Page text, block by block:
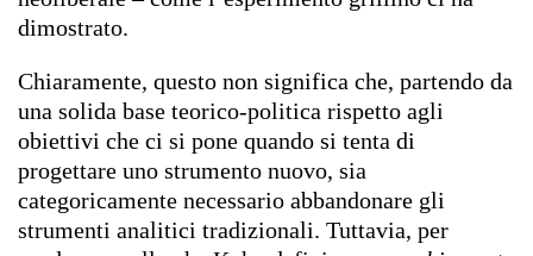
dimostrato.
Chiaramente, questo non significa che, partendo da
una solida base teorico-politica rispetto agli
obiettivi che ci si pone quando si tenta di
progettare uno strumento nuovo, sia
categoricamente necessario abbandonare gli
strumenti analitici tradizionali. Tuttavia, per